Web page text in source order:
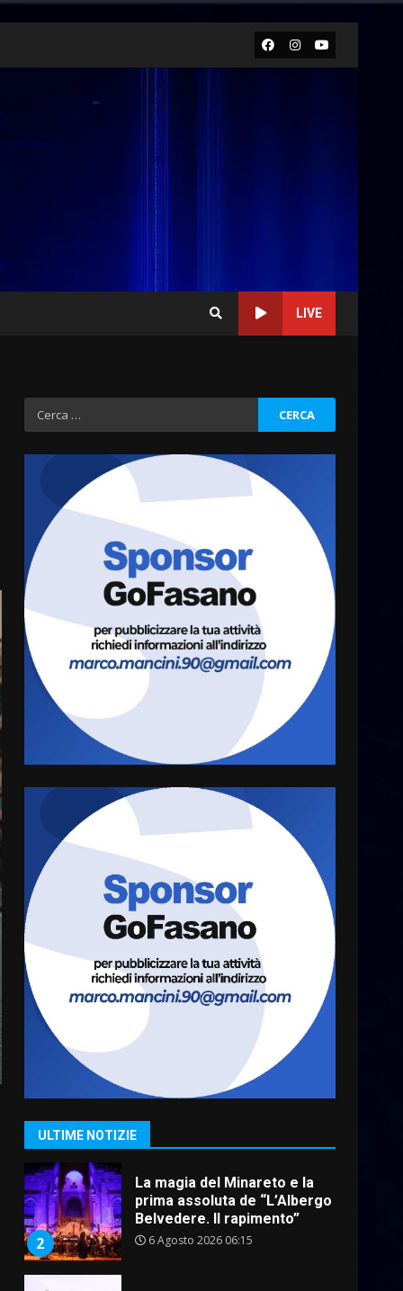
Facebook
Instagram
Youtube
LIVE
Ricerca
per:
ULTIME NOTIZIE
3
escluso dal campionato
Truffatori in azione nelle
frazioni fasanesi
5 Agosto 2026 11:03
5
Residenti di Savelletri
scrivono al Prefetto: “Noi
cittadini di serie B”
6
A Savelletri torna la Sagra del
Pesce Spada: appuntamento
a sabato 8 agosto
5 Agosto 2026 06:10
L’abusivismo giornalistico è
un pericolo
3 Agosto 2026 17:22
1
Cura dei beni comuni e
cittadinanza attiva: online
l’avviso per la gestione
condivisa della Villetta di
Laureto
2
La magia del Minareto e la
prima assoluta de “L’Albergo
3
Serie D, l’Us Fasano è
escluso dal campionato